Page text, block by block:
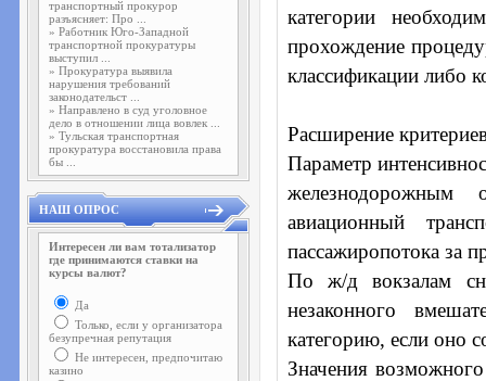
транспортный прокурор
разъясняет: Про ...
» Работник Юго-Западной
транспортной прокуратуры
выступил ...
» Прокуратура выявила
нарушения требований
законодательст ...
» Направлено в суд уголовное
дело в отношении лица вовлек ...
» Тульская транспортная
прокуратура восстановила права
бы ...
НАШ ОПРОС
Интересен ли вам тотализатор
где принимаются ставки на
курсы валют?
Да
Только, если у организатора
безупречная репутация
Не интересен, предпочитаю
казино
категории
прохождение
классификации либо
Расширение
Параметр
железнодорожным
авиационный
пассажиропотока за
По ж/д вокзалам
незаконного
категорию, если оно
Значения